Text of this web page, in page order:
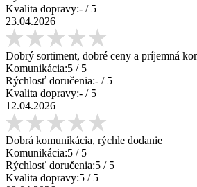
Kvalita dopravy:- / 5
23.04.2026
Dobrý sortiment, dobré ceny a príjemná
Komunikácia:5 / 5
Rýchlosť doručenia:- / 5
Kvalita dopravy:- / 5
12.04.2026
Dobrá komunikácia, rýchle dodanie
Komunikácia:5 / 5
Rýchlosť doručenia:5 / 5
Kvalita dopravy:5 / 5